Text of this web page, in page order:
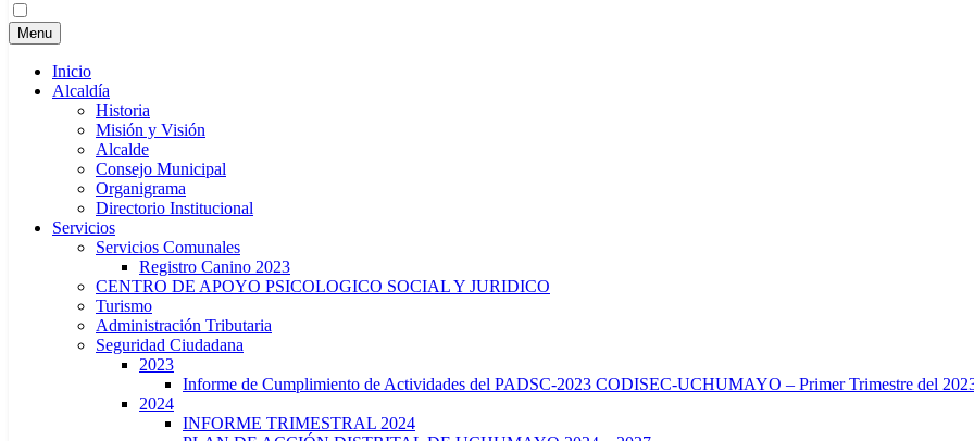
Menu
Inicio
Alcaldía
Historia
Misión y Visión
Alcalde
Consejo Municipal
Organigrama
Directorio Institucional
Servicios
Servicios Comunales
Registro Canino 2023
CENTRO DE APOYO PSICOLOGICO SOCIAL Y JURIDICO
Turismo
Administración Tributaria
Seguridad Ciudadana
2023
Informe de Cumplimiento de Actividades del PADSC-2023 CODISEC-UCHUMAYO – Primer Trimestre del
2024
INFORME TRIMESTRAL 2024